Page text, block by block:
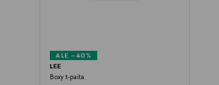
ALE –40%
LEE
Boxy t-paita